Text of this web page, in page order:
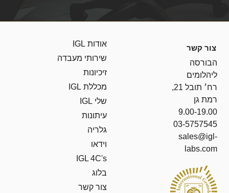
צור קשר
הבורסה
ליהלומים
רח׳ תובל 21,
רמת גן
9.00-19.00
03-5757545
sales@igl-
labs.com
אודות IGL
שירותי מעבדה
זיכיונות
מכללת IGL
שלי IGL
עיתונות
גלריה
וידאו
IGL 4C's
בלוג
צור קשר